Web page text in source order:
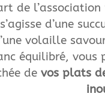
de
d’une
volaille
équilibré, vous
devos plats